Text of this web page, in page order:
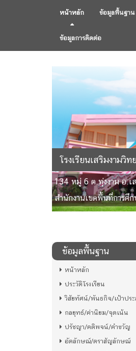
หน้าหลัก ข้อมูลพื้นฐาน
ข้อมูลการติดต่อ
โรงเรียนเสริมงามวิท
134 หมู่ 6 ต.ทุ่งงาม อ.เ
สำนักงานเขตพื้นที่การศึ
ข้อมูลพื้นฐาน
หน้าหลัก
ประวัติโรงเรียน
วิสัยทัศน์/พันธกิจ/เป้าประ
กลยุทธ์/ค่านิยม/จุดเน้น
ปรัชญา/คติพจน์/คำขวัญ
อัตลักษณ์/ตราสัญลักษณ์